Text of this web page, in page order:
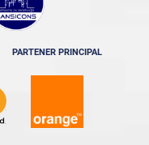
PARTENER PRINCIPAL